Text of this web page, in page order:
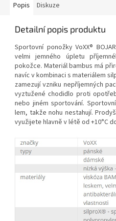
Popis Diskuze
Detailní popis produktu
Sportovní ponožky VoXX®
velmi jemného úpletu
pokožce. Materiál bambus má
navíc v kombinaci s materiálem
zamezují vzniku nepříjemných
vyztužené chodidlo proti
nebo jiném sportování.
lem, takže nohu nestahují.
využijete hlavně v létě od +10°C